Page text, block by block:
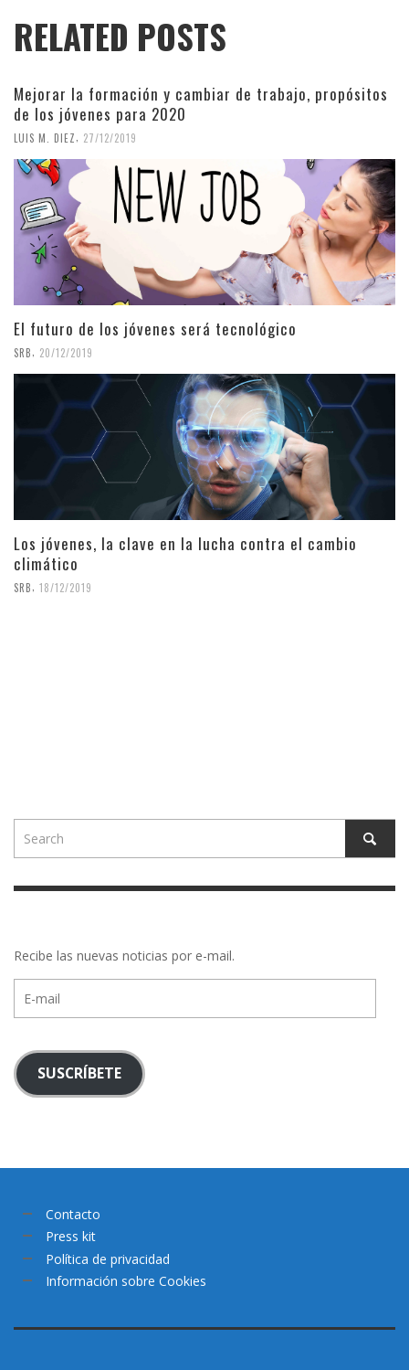
RELATED POSTS
Mejorar la formación y cambiar de trabajo, propósitos
de los jóvenes para 2020
LUIS M. DIEZ 27/12/2019
El futuro de los jóvenes será tecnológico
SRB 20/12/2019
Los jóvenes, la clave en la lucha contra el cambio
climático
SRB 18/12/2019
Recibe las nuevas noticias por e-mail.
mail
SUSCRÍBETE
Contacto
Press kit
Política de privacidad
Información sobre Cookies